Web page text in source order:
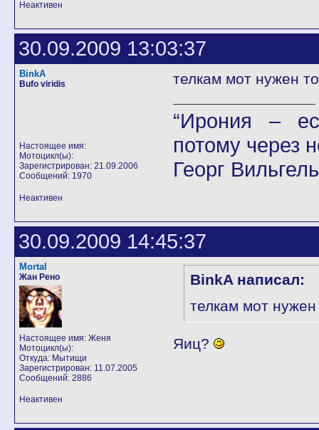
Неактивен
30.09.2009 13:03:37
BinkA
Bufo viridis
Настоящее имя:
Мотоцикл(ы):
Зарегистрирован: 21.09.2006
Сообщений: 1970
телкам мот нужен
“Ирония –
потому через
Георг
Неактивен
30.09.2009 14:45:37
Mortal
Жан Рено
Настоящее имя: Женя
Мотоцикл(ы):
Откуда: Мытищи
Зарегистрирован: 11.07.2005
Сообщений: 2886
BinkA написал:
телкам мот нужен
Яиц?
Неактивен